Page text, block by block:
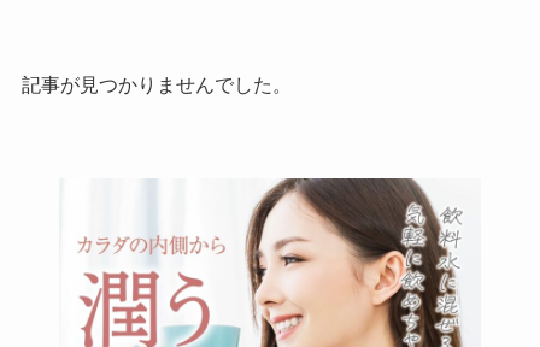
記事が見つかりませんでした。